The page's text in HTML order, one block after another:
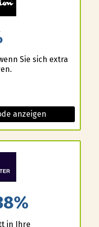
Sie sich extra
anzeigen
in Ihre